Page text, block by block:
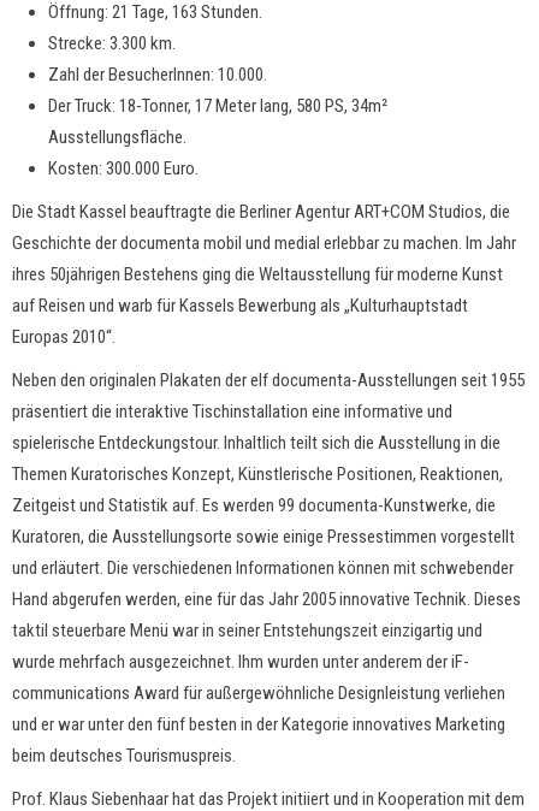
Öffnung: 21 Tage, 163 Stunden.
Strecke: 3.300 km.
Zahl der BesucherInnen: 10.000.
Der Truck: 18-Tonner, 17 Meter lang, 580 PS, 34m²
Ausstellungsfläche.
Kosten: 300.000 Euro.
Die Stadt Kassel beauftragte die Berliner Agentur ART+COM Studios, die
Geschichte der documenta mobil und medial erlebbar zu machen. Im Jahr
ihres 50jährigen Bestehens ging die Weltausstellung für moderne Kunst
auf Reisen und warb für Kassels Bewerbung als „Kulturhauptstadt
Europas 2010“.
Neben den originalen Plakaten der elf documenta-Ausstellungen seit 1955
präsentiert die interaktive Tischinstallation eine informative und
spielerische Entdeckungstour. Inhaltlich teilt sich die Ausstellung in die
Themen Kuratorisches Konzept, Künstlerische Positionen, Reaktionen,
Zeitgeist und Statistik auf. Es werden 99 documenta-Kunstwerke, die
Kuratoren, die Ausstellungsorte sowie einige Pressestimmen vorgestellt
und erläutert. Die verschiedenen Informationen können mit schwebender
Hand abgerufen werden, eine für das Jahr 2005 innovative Technik. Dieses
taktil steuerbare Menü war in seiner Entstehungszeit einzigartig und
wurde mehrfach ausgezeichnet. Ihm wurden unter anderem der iF-
communications Award für außergewöhnliche Designleistung verliehen
und er war unter den fünf besten in der Kategorie innovatives Marketing
beim deutsches Tourismuspreis.
Prof. Klaus Siebenhaar hat das Projekt initiiert und in Kooperation mit dem